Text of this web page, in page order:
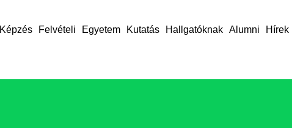
Képzés Felvételi Egyetem Kutatás Hallgatóknak Alumni Hírek